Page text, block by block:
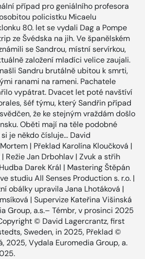
případ pro geniálního profesora
policistku Micaelu
80. let se vydali Dag a Pompe
ze Švédska na jih. Ve španělském
se Sandrou, místní servírkou,
založení mladíci velice zaujali.
Sandru brutálně ubitou k smrti,
ranami na rameni. Pachatele
vypátrat. Dvacet let poté navštíví
šéf týmu, který Sandřin případ
že ke stejným vraždám došlo
Oběti mají na těle podobné
si je někdo čísluje… David
| Překlad Karolína Kloučková |
Režie Jan Drbohlav | Zvuk a střih
Darek Král | Mastering Štěpán
studiu All Senses Production s. r.o. |
obálky upravila Jana Lhotáková |
| Supervize Kateřina Višinská
Group, a.s.– Témbr, v prosinci 2025
Copyright © David Lagercrantz, first
Sweden, in 2025, Překlad ©
2025, Vydala Euromedia Group, a.